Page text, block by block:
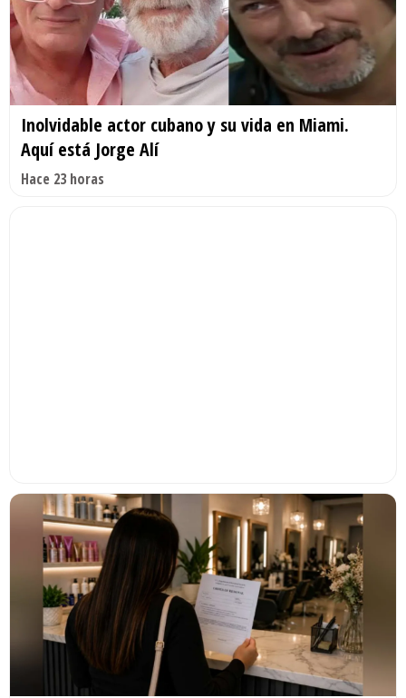
Inolvidable actor cubano y su vida en Miami.
Aquí está Jorge Alí
Hace 23 horas